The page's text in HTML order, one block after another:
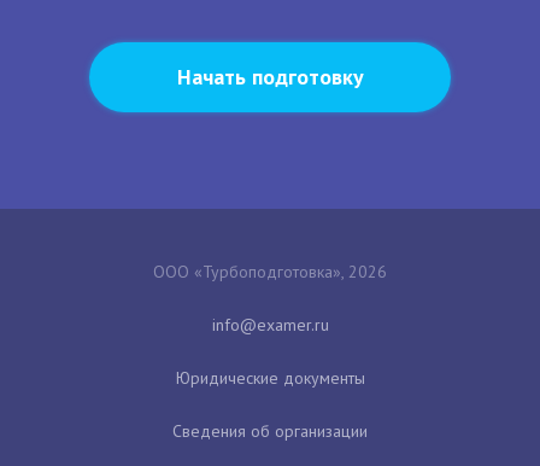
Начать подготовку
ООО «Турбоподготовка», 2026
Юридические документы
Сведения об организации